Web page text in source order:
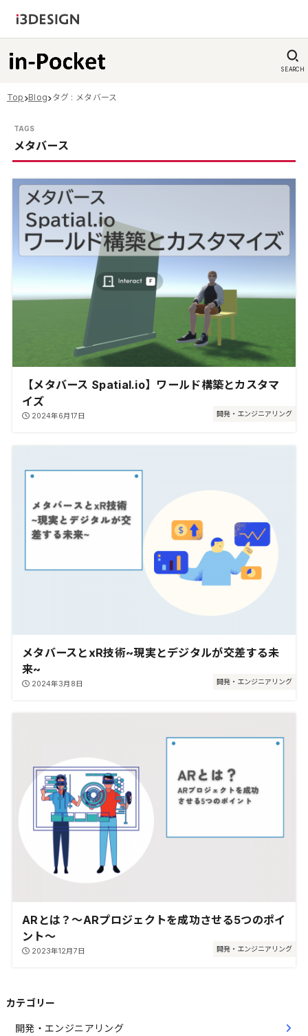
SEARCH
Top Blog タグ : メタバース
メタバース
開発・エンジニアリング
【メタバース Spatial.io】ワールド構築とカスタマ
イズ
2024年6月17日
開発・エンジニアリング
メタバースとxR技術~現実とデジタルが交差する未
来~
2024年3月8日
開発・エンジニアリング
ARとは？～ARプロジェクトを成功させる5つのポイ
ント～
2023年12月7日
カテゴリー
開発・エンジニアリング